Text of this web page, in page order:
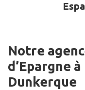
Notre
d’Epargne à
Dunkerque